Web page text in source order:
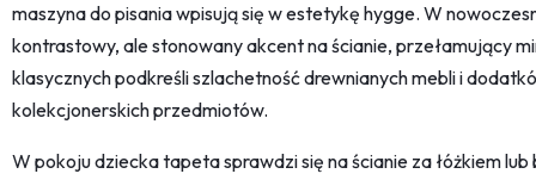
maszyna do pisania wpisują się w estetykę hygge. W
kontrastowy, ale stonowany akcent na ścianie, przełamujący
klasycznych podkreśli szlachetność drewnianych mebli i
kolekcjonerskich przedmiotów.
W pokoju dziecka tapeta sprawdzi się na ścianie za łóżkiem